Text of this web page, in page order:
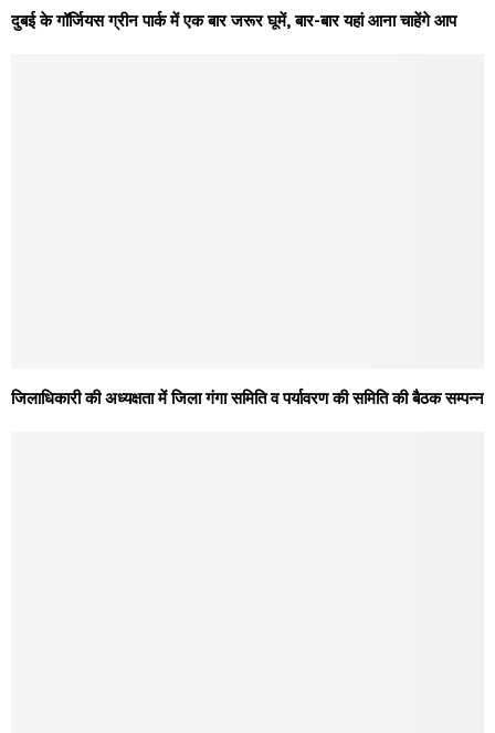
दुबई के गॉर्जियस ग्रीन पार्क में एक बार जरूर घूमें, बार-बार यहां आना चाहेंगे आप
जिलाधिकारी की अध्यक्षता में जिला गंगा समिति व पर्यावरण की समिति की बैठक सम्पन्न